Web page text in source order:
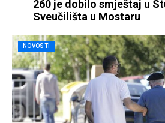
260 je dobilo smještaj u
Sveučilišta u Mostaru
NOVOSTI